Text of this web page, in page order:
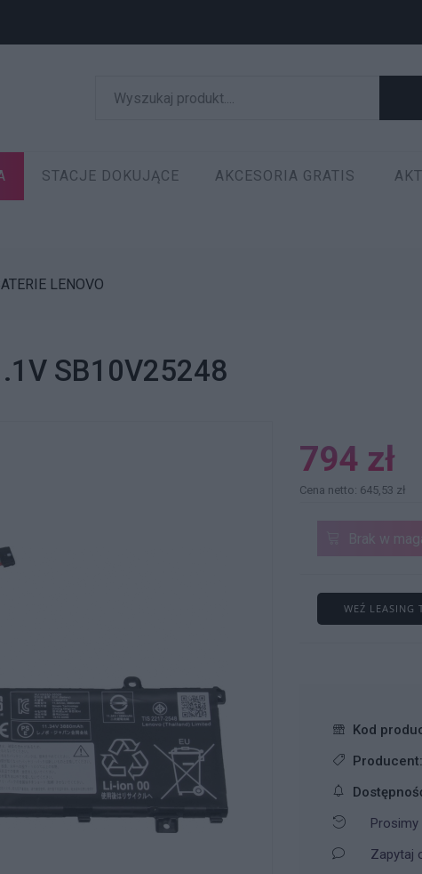
STACJE DOKUJĄCE AKCESORIA GRATIS
LENOVO
SB10V25248
794 zł
Cena netto: 645,53 zł
Brak w
WEŹ LEASING
Kod
Producent:
Zapytaj